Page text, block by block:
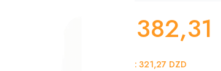
382,31
: 321,27 DZD